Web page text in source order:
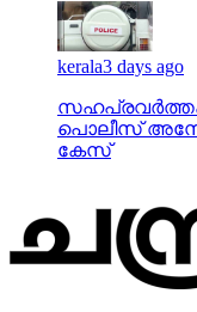
kerala3 days ago
പൊലീസ്
കേസ്